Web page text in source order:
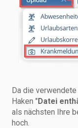
Da die
Haken "Datei
als nächsten Ihre
hoch.